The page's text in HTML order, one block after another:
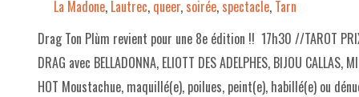
La Madone, Lautrec, queer, soirée, spectacle, Tarn
Drag Ton Plùm revient pour une 8e édition !! 17h30 //TAROT
DRAG avec BELLADONNA, ELIOTT DES ADELPHES, BIJOU CALLAS,
HOT Moustachue, maquillé(e), poilues, peint(e), habillé(e) ou